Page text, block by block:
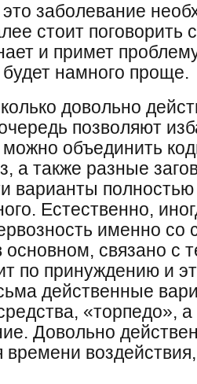
заболевание
стоит
и примет
намного проще.
довольно
позволяют
можно объединить
а также разные
варианты
Естественно,
именно со
основном, связано с
по принуждению и
действенные
«торпедо»,
Довольно
времени